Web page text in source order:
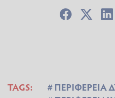
TAGS:
ΠΕΡΙΦΕΡΕΙΑ